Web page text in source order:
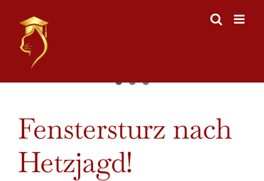
content
Larger
Image
Fenstersturz nach
Hetzjagd!